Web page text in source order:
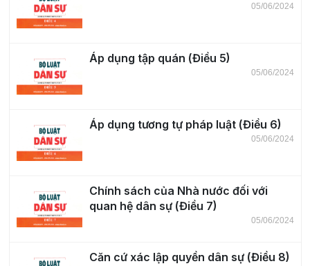
05/06/2024
Áp dụng tập quán (Điều 5)
05/06/2024
Áp dụng tương tự pháp luật (Điều 6)
05/06/2024
Chính sách của Nhà nước đối với
quan hệ dân sự (Điều 7)
05/06/2024
Căn cứ xác lập quyền dân sự (Điều 8)